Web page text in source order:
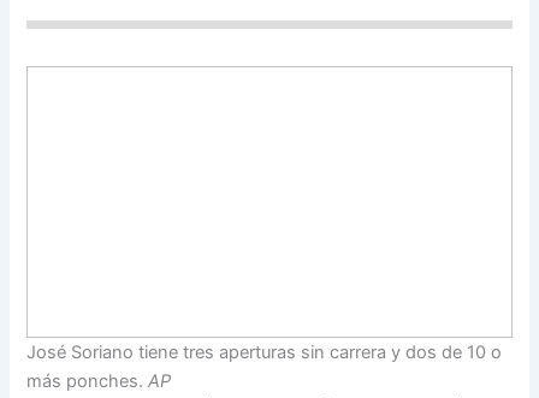
José Soriano tiene tres aperturas sin carrera y dos de 10 o
más ponches.AP